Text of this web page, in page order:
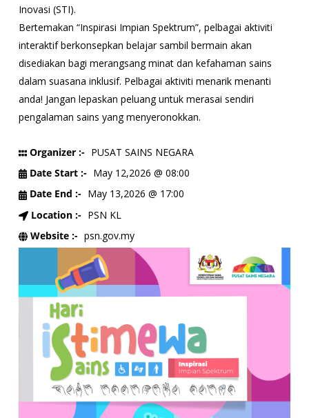
Inovasi (STI).
Bertemakan “Inspirasi Impian Spektrum”, pelbagai aktiviti
interaktif berkonsepkan belajar sambil bermain akan
disediakan bagi merangsang minat dan kefahaman sains
dalam suasana inklusif. Pelbagai aktiviti menarik menanti
anda! Jangan lepaskan peluang untuk merasai sendiri
pengalaman sains yang menyeronokkan.
Organizer :- PUSAT SAINS NEGARA
Date Start :- May 12,2026 @ 08:00
Date End :- May 13,2026 @ 17:00
Location :- PSN KL
Website :- psn.gov.my